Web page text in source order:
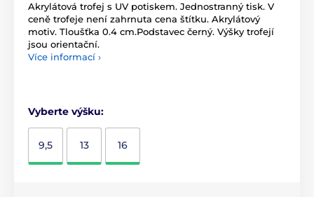
Akrylátová trofej s UV potiskem. Jednostranný tisk. V
ceně trofeje není zahrnuta cena štítku. Akrylátový
motiv. Tloušťka 0.4 cm.Podstavec černý. Výšky trofejí
jsou orientační.
Více informací ›
Vyberte výšku:
9,5 13 16